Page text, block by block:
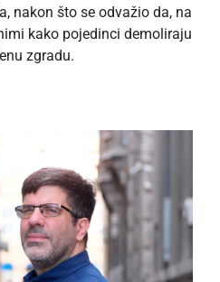
nakon što se odvažio da, na
kako pojedinci demoliraju
zgradu.